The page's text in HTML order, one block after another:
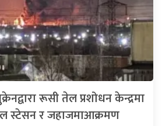
रूसी तेल प्रशोधन केन्द्रमा
रेल स्टेसन र जहाजमाआक्रमण